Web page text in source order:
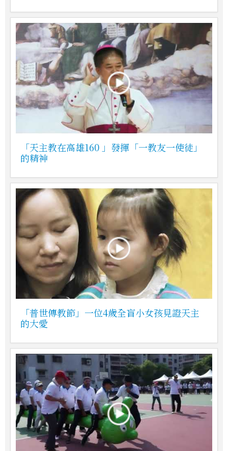
「天主教在高雄160 」發揮「一教友一使徒」
的精神
「普世傳教節」一位4歲全盲小女孩見證天主
的大愛